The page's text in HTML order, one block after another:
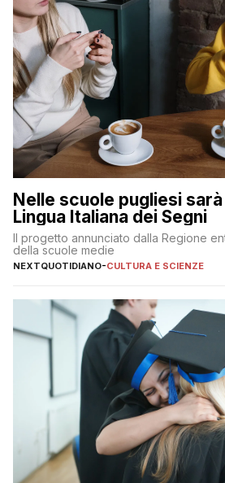
Nelle scuole pugliesi
Lingua Italiana dei Segni
Il progetto annunciato dalla Regione
della scuole medie
NEXTQUOTIDIANO-CULTURA E SCIENZE